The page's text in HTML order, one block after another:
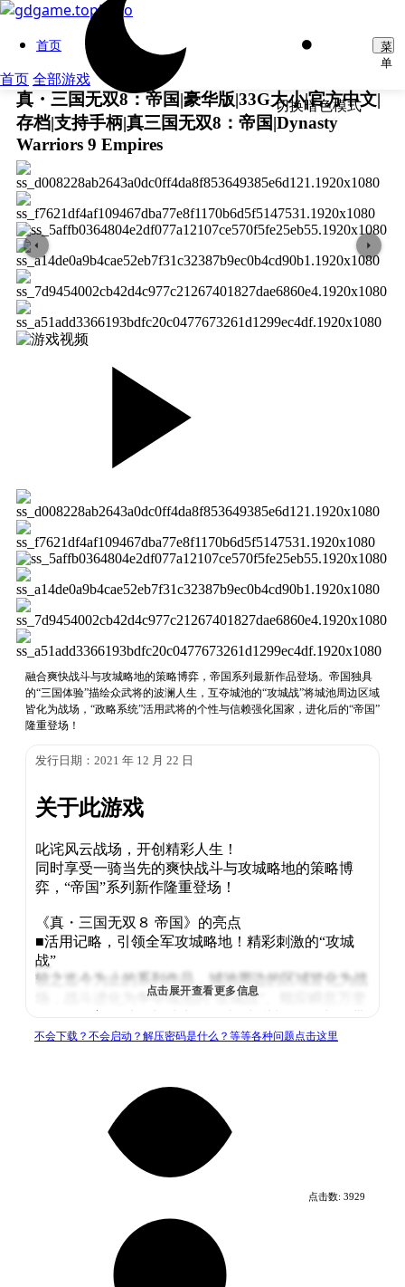
首页
首页全部游戏
切换暗色模式
菜
单
真・三国无双8：帝国|豪华版|33G大小|官方中文|
存档|支持手柄|真三国无双8：帝国|Dynasty
Warriors 9 Empires
融合爽快战斗与攻城略地的策略博弈，帝国系列最新作品登场。帝国独具
的“三国体验”描绘众武将的波澜人生，互夺城池的“攻城战”将城池周边区域
皆化为战场，“政略系统”活用武将的个性与信赖强化国家，进化后的“帝国”
隆重登场！
发行日期：2021 年 12 月 22 日
关于此游戏
叱诧风云战场，开创精彩人生！
同时享受一骑当先的爽快战斗与攻城略地的策略博
弈，“帝国”系列新作隆重登场！
《真・三国无双８ 帝国》的亮点
■活用记略，引领全军攻城略地！精彩刺激的“攻城
战”
较之迄今为止的系列作品，城池周边的区域皆化为战
场，战斗进化为争夺城池的“攻城战”。顺应瞬息万变
你体验全新风格的战斗。
通过自身选择与武将交流决定势力兴衰的政略系统将
继续登场。玩家可成为君主、武将、在野等身份，体
验多姿多彩的人生。此外，在本作中与各路武将的交
流也关系着能否建立强国。
本作同样搭载了帝国系列中为人熟知的“编辑功能”，
可组合喜欢的部件，创建玩家分身的独创自建武将。
和《真・三国无双８》中登场的94名无双武将、约
700名泛用武将一同参与接连发生的各种事件，让只
属于你的“三国体验”更加充满戏剧性。
点击展开查看更多信息
不会下载？不会启动？解压密码是什么？等等各种问题点击这里
点击数: 3929